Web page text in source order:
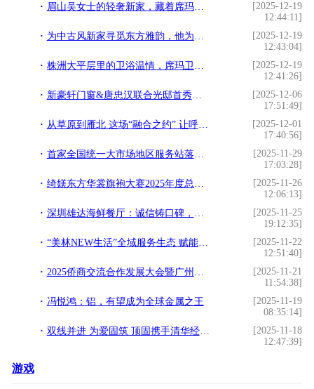
眉山吴女士的轻奢新家，藏着席玛卫浴 10 年不变的信赖
[2025-12-19
12:44:11]
为中古风新家寻觅东方雅韵，他为何对席玛卫浴一见倾心？
[2025-12-19
12:43:04]
株洲大平层里的卫浴温情，席玛卫浴与设计师的完美邂逅
[2025-12-19
12:41:26]
新豪轩门窗&唐忠汉联合光邸首秀广州设计周，开启光影空间的艺术之旅
[2025-12-06
17:51:49]
从草原到雁北 这场“融合之约” 让呼伦贝尔优品火遍华北
[2025-12-01
17:40:56]
首家全国统一大市场地区服务站落地开平
[2025-11-29
17:03:28]
绮媄东方华裳旗袍大赛2025年度总决赛在广州成功举办！
[2025-11-26
12:06:13]
深圳雄达海鲜餐厅：诚信铸口碑，食住一体享鲜惠
[2025-11-25
19:12:35]
“美林NEW生活”全域服务生态 赋能美好生活新体验
[2025-11-22
12:51:40]
2025侨商交流合作发展大会暨广州市台山商会成立十周年庆祝大会圆满举办
[2025-11-21
11:54:38]
冯悦鸿：铝，有望成为全球金属之王
[2025-11-19
08:35:14]
双线并进 为爱固筑 顶固携手清华经管学院支持教育健康
[2025-11-18
12:47:39]
游戏